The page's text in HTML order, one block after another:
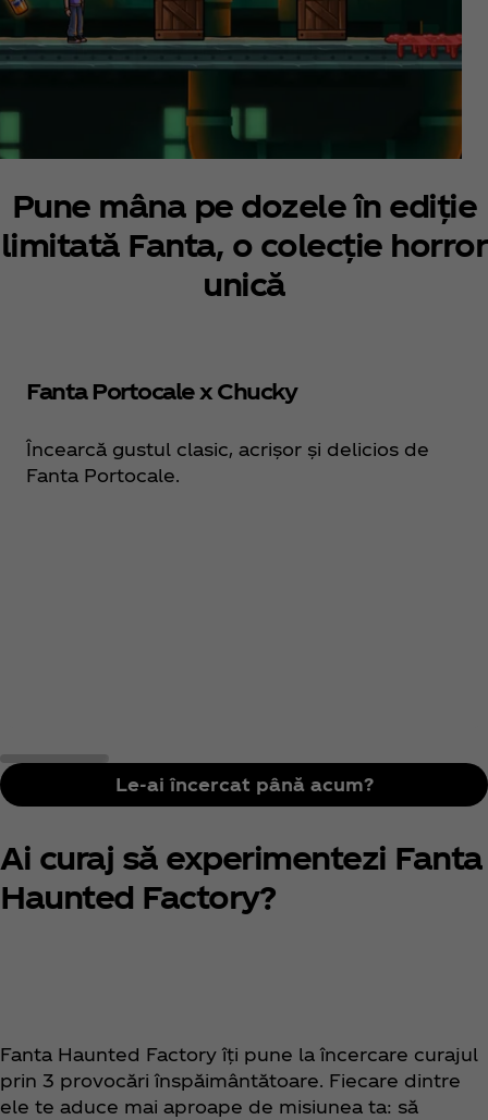
Pune mâna pe dozele în ediție
limitată Fanta, o colecție horror
unică
Fanta Portocale x Chucky
Încearcă gustul clasic, acrișor și delicios de
Fanta Portocale.
Le-ai încercat până acum?
Ai curaj să experimentezi Fanta
Haunted Factory?
Fanta Haunted Factory îți pune la încercare curajul
prin 3 provocări înspăimântătoare. Fiecare dintre
ele te aduce mai aproape de misiunea ta: să